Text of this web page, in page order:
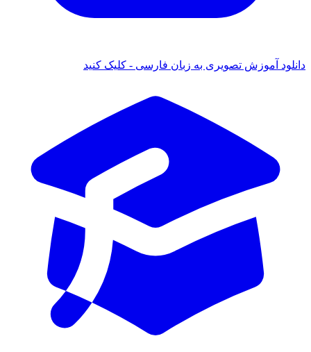
دانلود آموزش تصویری به زبان فارسی - کلیک کنید